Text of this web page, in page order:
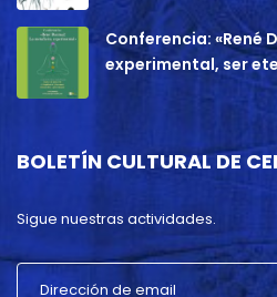
Conferencia: «René
experimental, ser
BOLETÍN CULTURAL DE
Sigue nuestras actividades.